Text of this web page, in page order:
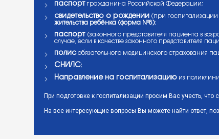
паспортгражданина Российской Федерации;
свидетельство о рождении (при госпитализации
жительства ребёнка (форма №8);
паспорт (законного представителя пациента в
случае, если в качестве законного представителя
полисобязательного медицинского страхования
СНИЛС;
Направление на госпитализацию из
При подготовке к госпитализации просим Вас учесть,
На все интересующие вопросы Вы можете найти ответ,